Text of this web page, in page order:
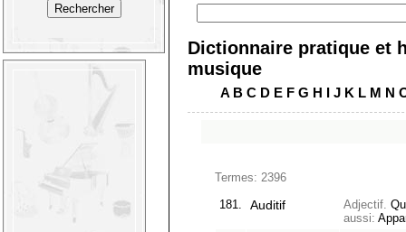
Dictionnaire pratique et
musique
A B C D E F G H I J K L M N
Termes: 2396
181.
Auditif Adjectif.
aussi: